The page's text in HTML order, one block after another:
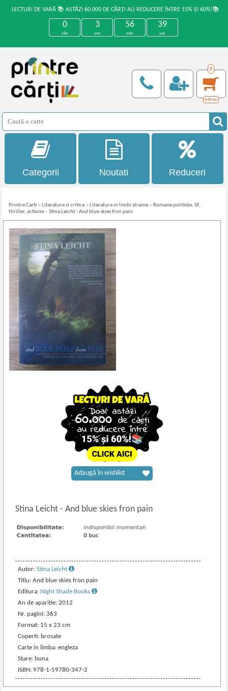
LECTURI DE VARĂ 📚 ASTĂZI 60.000 DE CĂRȚI AU REDUCERE ÎNTRE 15% ȘI 60%!📚
0
zile
3
ore
56
min
38
sec
0
0,00 Lei
Categorii Noutati Reduceri
Printre Carti » Literatura si critica » Literatura in limbi straine » Romane politiste, SF,
thriller, actiune »Stina Leicht - And blue skies fron pain
Stina Leicht- And blue skies fron pain
Autor:Stina Leicht
Titlu: And blue skies fron pain
Editura: Night Shade Books
An de aparitie: 2012
Nr. pagini: 363
Format: 15 x 23 cm
Coperti: brosate
Carte in limba: engleza
Stare: buna
ISBN: 978-1-59780-347-2
Adaugă în wishlist